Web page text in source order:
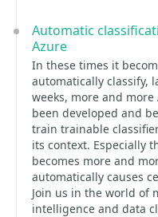
Automatic
Azure
In these times it
automatically classify,
weeks, more and
been developed and
train trainable
its context. Especially
becomes more and
automatically causes
Join us in the world of
intelligence and data